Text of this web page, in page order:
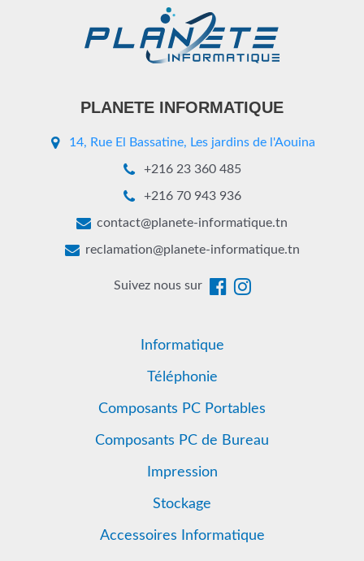
PLANETE INFORMATIQUE
14, Rue El Bassatine, Les jardins de l'Aouina
+216 23 360 485
+216 70 943 936
contact@planete-informatique.tn
reclamation@planete-informatique.tn
Suivez nous sur
Informatique
Téléphonie
Composants PC Portables
Composants PC de Bureau
Impression
Stockage
Accessoires Informatique